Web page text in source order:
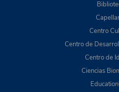
Centro
Centro de
Centro de
Ciencias